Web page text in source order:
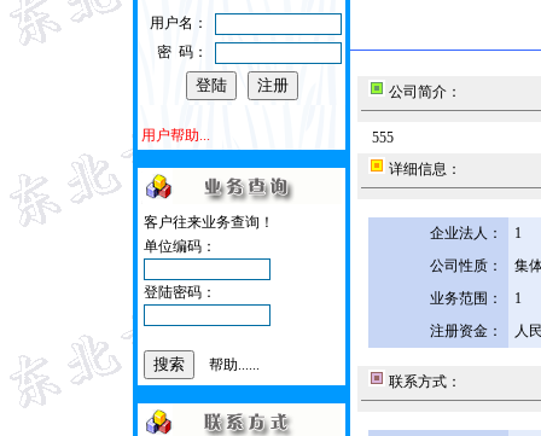
用户名：
密 码：
用户帮助...
客户往来业务查询！
单位编码：
登陆密码：
帮助......
公司简介：
555
详细信息：
企业法人：
1
公司性质：
集
业务范围：
1
注册资金：
人
联系方式：